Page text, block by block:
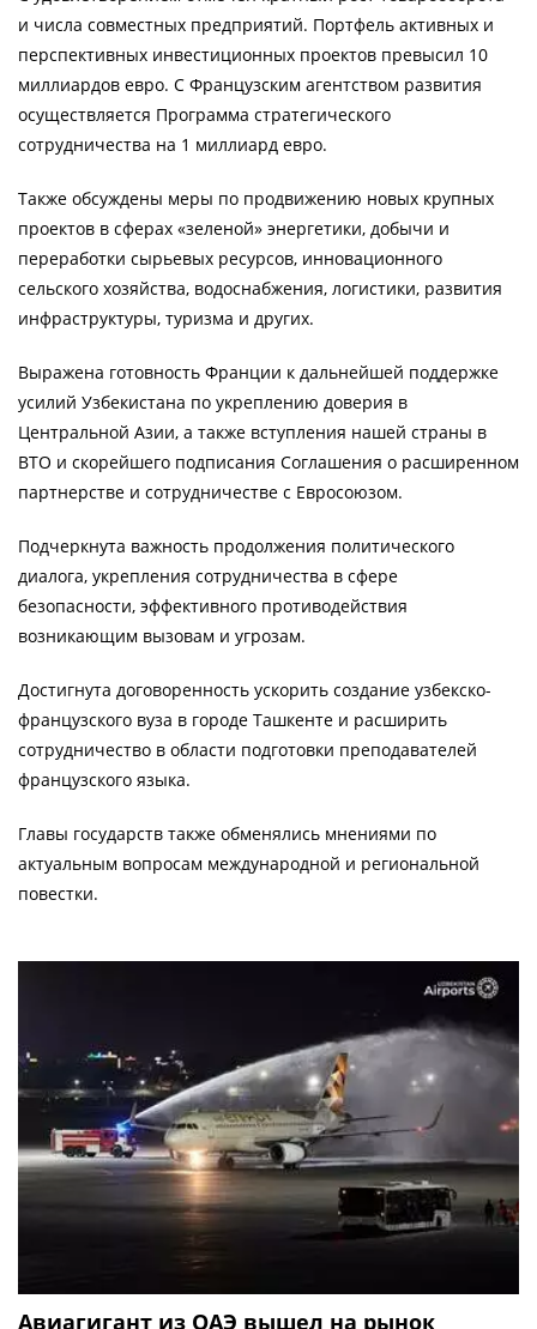
и числа совместных предприятий. Портфель активных и
перспективных инвестиционных проектов превысил 10
миллиардов евро. С Французским агентством развития
осуществляется Программа стратегического
сотрудничества на 1 миллиард евро.
Также обсуждены меры по продвижению новых крупных
проектов в сферах «зеленой» энергетики, добычи и
переработки сырьевых ресурсов, инновационного
сельского хозяйства, водоснабжения, логистики, развития
инфраструктуры, туризма и других.
Выражена готовность Франции к дальнейшей поддержке
усилий Узбекистана по укреплению доверия в
Центральной Азии, а также вступления нашей страны в
ВТО и скорейшего подписания Соглашения о расширенном
партнерстве и сотрудничестве с Евросоюзом.
Подчеркнута важность продолжения политического
диалога, укрепления сотрудничества в сфере
безопасности, эффективного противодействия
возникающим вызовам и угрозам.
Достигнута договоренность ускорить создание узбекско-
французского вуза в городе Ташкенте и расширить
сотрудничество в области подготовки преподавателей
французского языка.
Главы государств также обменялись мнениями по
актуальным вопросам международной и региональной
повестки.
Авиагигант из ОАЭ вышел на рынок